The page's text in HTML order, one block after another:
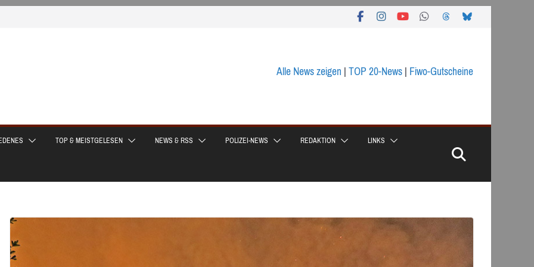
Alle News zeigen|TOP 20-News|Fiwo-Gutscheine
TOP & MEISTGELESEN NEWS & RSS POLIZEI-NEWS REDAKTION LINKS